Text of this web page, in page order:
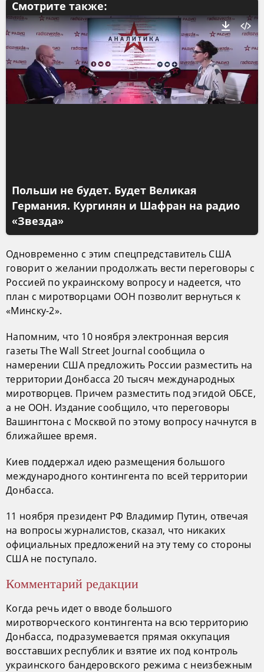
Смотрите также:
Польши не будет. Будет Великая
Германия. Кургинян и Шафран на радио
«Звезда»
Одновременно с этим спецпредставитель США
говорит о желании продолжать вести переговоры с
Россией по украинскому вопросу и надеется, что
план с миротворцами ООН позволит вернуться к
«Минску-2».
Напомним, что 10 ноября электронная версия
газеты The Wall Street Journal сообщила о
намерении США предложить России разместить на
территории Донбасса 20 тысяч международных
миротворцев. Причем разместить под эгидой ОБСЕ,
а не ООН. Издание сообщило, что переговоры
Вашингтона с Москвой по этому вопросу начнутся в
ближайшее время.
Киев поддержал идею размещения большого
международного контингента по всей территории
Донбасса.
11 ноября президент РФ Владимир Путин, отвечая
на вопросы журналистов, сказал, что никаких
официальных предложений на эту тему со стороны
США не поступало.
Комментарий редакции
Когда речь идет о вводе большого
миротворческого контингента на всю территорию
Донбасса, подразумевается прямая оккупация
восставших республик и взятие их под контроль
украинского бандеровского режима с неизбежным